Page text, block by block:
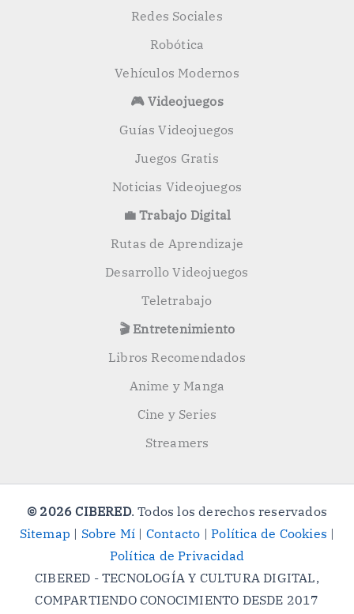
Redes Sociales
Robótica
Vehículos Modernos
🎮 Videojuegos
Guías Videojuegos
Juegos Gratis
Noticias Videojuegos
💼 Trabajo Digital
Rutas de Aprendizaje
Desarrollo Videojuegos
Teletrabajo
🎬 Entretenimiento
Libros Recomendados
Anime y Manga
Cine y Series
Streamers
© 2026 CIBERED. Todos los derechos reservados
Sitemap | Sobre Mí | Contacto |Política de Cookies |
Política de Privacidad
CIBERED - TECNOLOGÍA Y CULTURA DIGITAL,
COMPARTIENDO CONOCIMIENTO DESDE 2017